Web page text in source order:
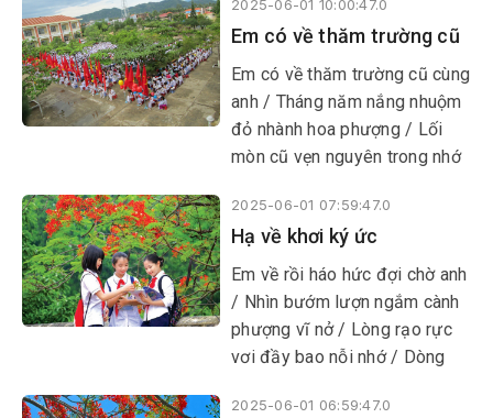
cây trái xanh tươi ấy, có một
cây táo đứng lặng lẽ, trầm
ngâm. Mùa xuân, khi cây đào
nở bừng sắc đỏ hồng, cúc
vàng rực rỡ trải thảm dưới
nắng sớm, thì cây táo ấy chỉ
từng tia nắng, từng giọt mưa,
mà tuyệt nhiên không hé nở
2025-06-01 10:00:47.0
Em có về thăm trường cũ
Em có về thăm trường cũ cùng
anh / Tháng năm nắng nhuộm
đỏ nhành hoa phượng / Lối
mòn cũ vẹn nguyên trong nhớ
vương vấn trong nhau
2025-06-01 07:59:47.0
Hạ về khơi ký ức
​​​​​​​Em về rồi háo hức đợi chờ anh
/ Nhìn bướm lượn ngắm cành
phượng vĩ nở / Lòng rạo rực
vơi đầy bao nỗi nhớ / Dòng
2025-06-01 06:59:47.0